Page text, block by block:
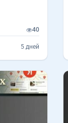
40
5 дней